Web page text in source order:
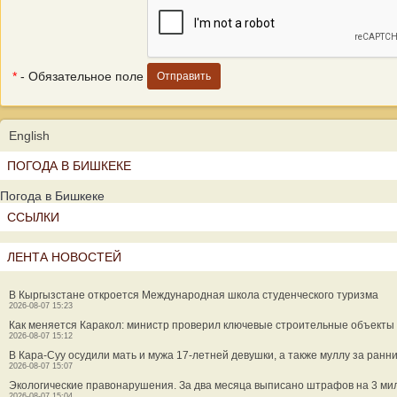
* - Обязательное поле
English
ПОГОДА В БИШКЕКЕ
Погода в Бишкеке
ССЫЛКИ
ЛЕНТА НОВОСТЕЙ
В Кыргызстане откроется Международная школа студенческого туризма
2026-08-07 15:23
Как меняется Каракол: министр проверил ключевые строительные объекты
2026-08-07 15:12
В Кара-Суу осудили мать и мужа 17-летней девушки, а также муллу за
2026-08-07 15:07
Экологические правонарушения. За два месяца выписано штрафов на 3